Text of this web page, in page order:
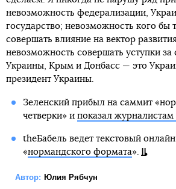
невозможность федерализации,
государство; невозможность кого бы
совершать влияние на вектор
невозможность совершать уступки за
Украины, Крым и Донбасс — это
президент Украины.
Зеленский прибыл на саммит
четверки» и показал журналистам
theБабель ведет текстовый
«нормандского формата».
Автор: Юлия Рябчун